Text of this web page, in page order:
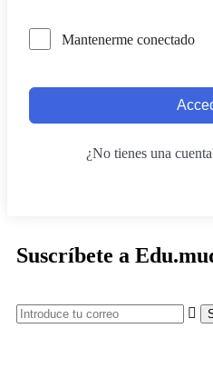
Mantenerme conectado
¿No tienes una
Suscríbete a